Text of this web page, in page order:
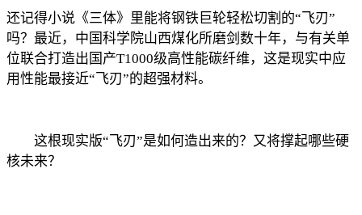
还记得小说《三体》里能将钢铁巨轮轻松切割的“飞刃”
吗？最近，中国科学院山西煤化所磨剑数十年，与有关单
位联合打造出国产T1000级高性能碳纤维，这是现实中应
用性能最接近“飞刃”的超强材料。
这根现实版“飞刃”是如何造出来的？又将撑起哪些硬
核未来？